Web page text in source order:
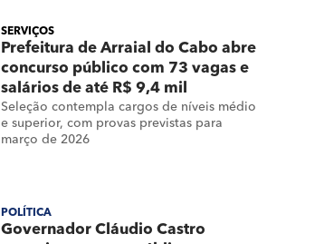
SERVIÇOS
Prefeitura de Arraial do Cabo abre
concurso público com 73 vagas e
salários de até R$ 9,4 mil
Seleção contempla cargos de níveis médio
e superior, com provas previstas para
março de 2026
POLÍTICA
Governador Cláudio Castro